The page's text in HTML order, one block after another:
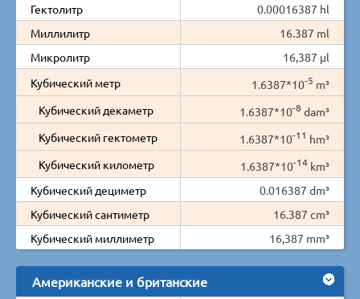
Гектолитр
0.00016387 hl
Миллилитр
16.387 ml
Микролитр
16,387 µl
Кубический метр
1.6387*10-5 m³
Кубический декаметр
1.6387*10-8 dam³
Кубический гектометр
1.6387*10-11 hm³
Кубический километр
1.6387*10-14 km³
Кубический дециметр
0.016387 dm³
Кубический сантиметр
16.387 cm³
Кубический миллиметр
16,387 mm³
Американские и британские